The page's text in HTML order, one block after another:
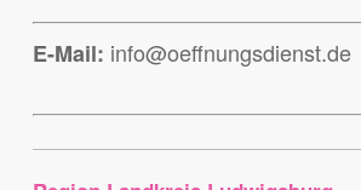
E-Mail: info@oeffnungsdienst.de